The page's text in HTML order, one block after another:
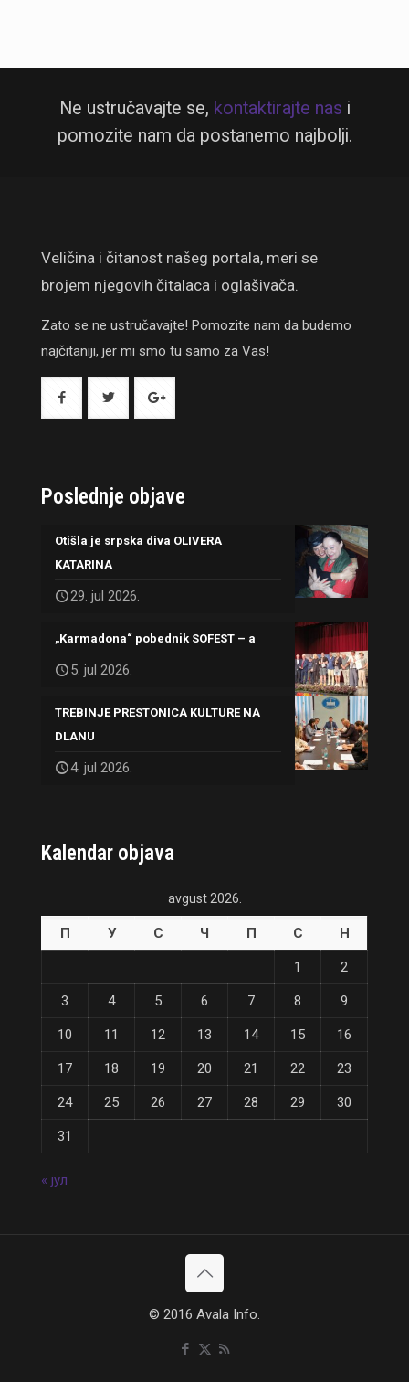
Ne ustručavajte se, kontaktirajte nas i
pomozite nam da postanemo najbolji.
Veličina i čitanost našeg portala, meri se
brojem njegovih čitalaca i oglašivača.
Zato se ne ustručavajte! Pomozite nam da budemo
najčitaniji, jer mi smo tu samo za Vas!
Poslednje objave
Otišla je srpska diva OLIVERA
KATARINA
29. jul 2026.
„Karmadona“ pobednik SOFEST – a
5. jul 2026.
TREBINJE PRESTONICA KULTURE NA
DLANU
4. jul 2026.
Kalendar objava
avgust 2026.
П У С Ч П С Н
1 2
3 4 5 6 7 8 9
10 11 12 13 14 15 16
17 18 19 20 21 22 23
24 25 26 27 28 29 30
31
« јул
© 2016 Avala Info.